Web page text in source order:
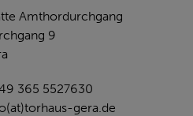
Amthordurchgang
9
365 5527630
gera.de